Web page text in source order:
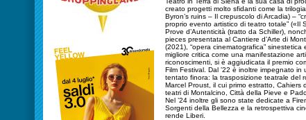
creato progetti molto sfidanti come la
Byron’s ruins – Il crepuscolo di Arcadia) –
proprio evento artistico di teatro totale” («Il
Prove d’Autenticità (tratto da Schiller),
pieces presentata al Cantiere d’Arte di
(2021), “opera cinematografica”
migliore critica come una manifestazione
riconoscimenti, si è aggiudicata il premio
Film Festival. Dal ’22 è inoltre impegnato
tentato finora: la trasposizione teatrale del
Marcel Proust, il cui primo estratto,
teatri di Montalcino, Città della Pieve e
Nel ’24 inoltre gli sono state dedicate a
Sorgenti della Bellezza e la retrospettiva
rende Liberi.